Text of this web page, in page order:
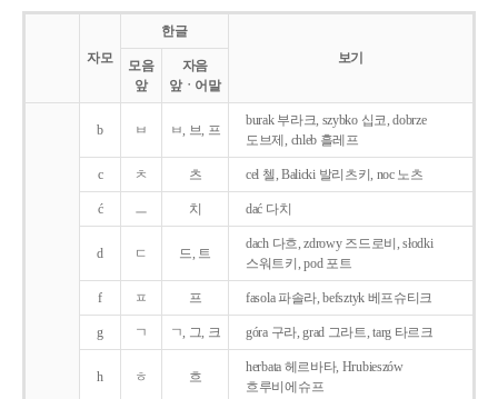
자모
한글
보기
모음
앞
자음
앞ㆍ어말
b ㅂ ㅂ, 브, 프
burak 부라크, szybko 십코, dobrze
도브제, chleb 흘레프
c ㅊ 츠 cel 첼, Balicki 발리츠키, noc 노츠
ć ㅡ 치 dać 다치
d ㄷ 드, 트
dach 다흐, zdrowy 즈드로비, słodki
스워트키, pod 포트
f ㅍ 프 fasola 파솔라, befsztyk 베프슈티크
g ㄱ ㄱ, 그, 크 góra 구라, grad 그라트, targ 타르크
h ㅎ 흐
herbata 헤르바타, Hrubieszów
흐루비에슈프